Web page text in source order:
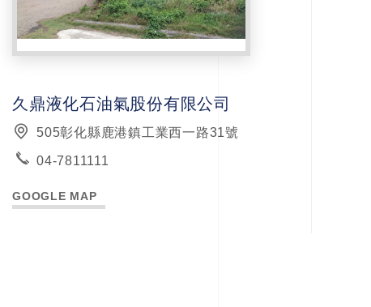
久鼎液化石油氣股份有限公司
505彰化縣鹿港鎮工業西一路31號
04-7811111
GOOGLE MAP